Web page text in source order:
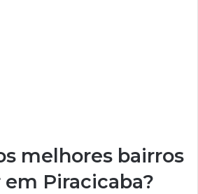
melhores bairros
em Piracicaba?